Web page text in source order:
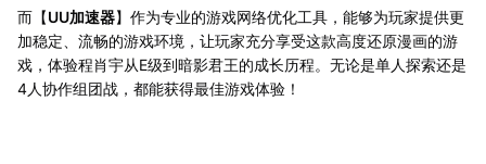
而【UU加速器】作为专业的游戏网络优化工具，能够为玩家提供更
加稳定、流畅的游戏环境，让玩家充分享受这款高度还原漫画的游
戏，体验程肖宇从E级到暗影君王的成长历程。无论是单人探索还是
4人协作组团战，都能获得最佳游戏体验！